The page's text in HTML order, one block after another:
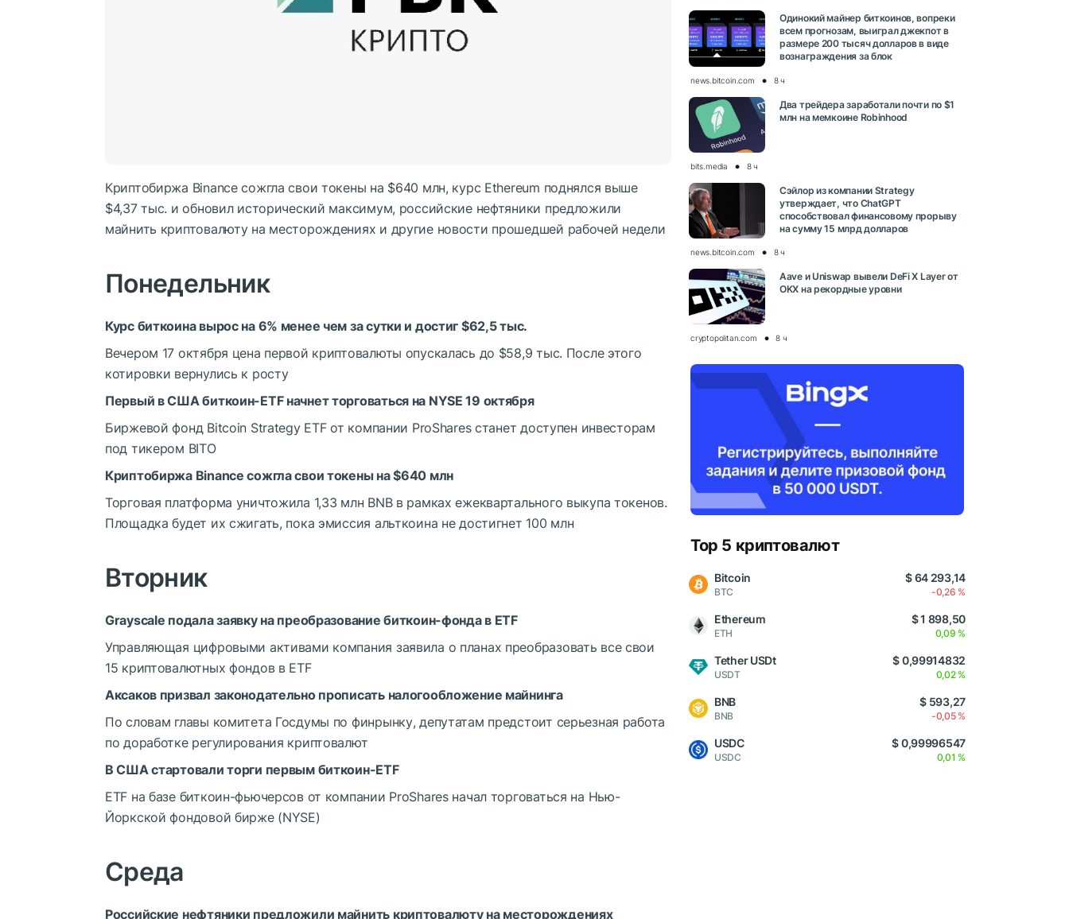
Криптобиржа Binance сожгла свои токены на $640 млн, курс Ethereum поднялся выше
$4,37 тыс. и обновил исторический максимум, российские нефтяники предложили
майнить криптовалюту на месторождениях и другие новости прошедшей рабочей недели
Понедельник
Курс биткоина вырос на 6% менее чем за сутки и достиг $62,5 тыс.
Вечером 17 октября цена первой криптовалюты опускалась до $58,9 тыс. После этого
котировки вернулись к росту
Первый в США биткоин-ETF начнет торговаться на NYSE 19 октября
Биржевой фонд Bitcoin Strategy ETF от компании ProShares станет доступен инвесторам
под тикером BITO
Криптобиржа Binance сожгла свои токены на $640 млн
Торговая платформа уничтожила 1,33 млн BNB в рамках ежеквартального выкупа токенов.
Площадка будет их сжигать, пока эмиссия альткоина не достигнет 100 млн
Вторник
Grayscale подала заявку на преобразование биткоин-фонда в ETF
Управляющая цифровыми активами компания заявила о планах преобразовать все свои
15 криптовалютных фондов в ETF
Аксаков призвал законодательно прописать налогообложение майнинга
По словам главы комитета Госдумы по финрынку, депутатам предстоит серьезная работа
по доработке регулирования криптовалют
В США стартовали торги первым биткоин-ETF
ETF на базе биткоин-фьючерсов от компании ProShares начал торговаться на Нью-
Йоркской фондовой бирже (NYSE)
Среда
Российские нефтяники предложили майнить криптовалюту на месторождениях
Одинокий майнер биткоинов, вопреки
всем прогнозам, выиграл джекпот в
размере 200 тысяч долларов в виде
вознаграждения за блок
news.bitcoin.com 8 ч
Два трейдера заработали почти по $1
млн на мемкоине Robinhood
bits.media 8 ч
Сэйлор из компании Strategy
утверждает, что ChatGPT
способствовал финансовому прорыву
на сумму 15 млрд долларов
news.bitcoin.com 8 ч
Aave и Uniswap вывели DeFi X Layer от
OKX на рекордные уровни
cryptopolitan.com 8 ч
Top 5 криптовалют
Bitcoin
BTC
$ 64 293,14
-0,26 %
Ethereum
ETH
$ 1 898,50
0,09 %
Tether USDt
USDT
$ 0,99914832
0,02 %
BNB
BNB
$ 593,27
-0,05 %
USDC
USDC
$ 0,99996547
0,01 %